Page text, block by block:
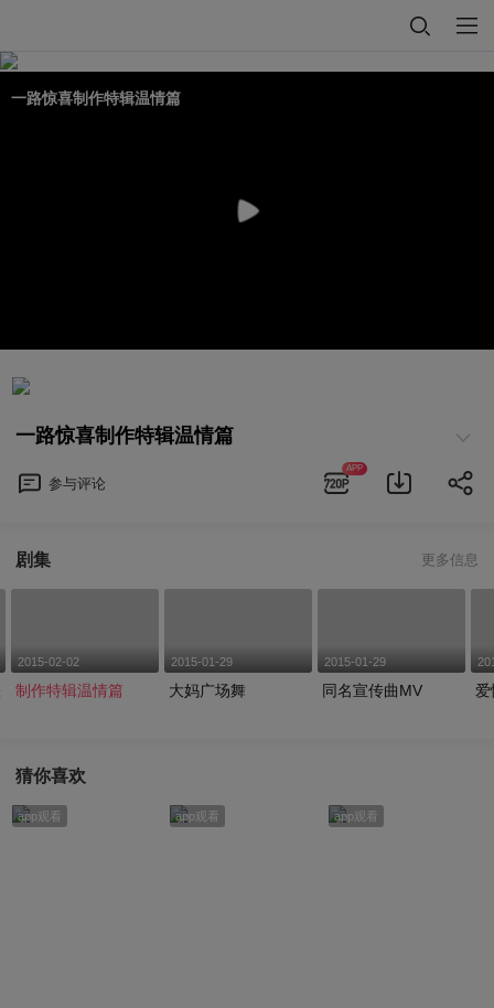
一路惊喜制作特辑温情篇
一路惊喜制作特辑温情篇
参与评论
APP
剧集 更多信息
2015-02-02
制作特辑温情篇
2015-01-29
大妈广场舞
2015-01-29
同名宣传曲MV
猜你喜欢
app观看 app观看 app观看